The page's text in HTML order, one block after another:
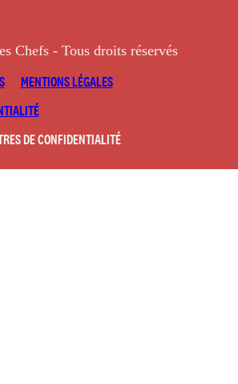
Chefs - Tous droits réservés
MENTIONS LÉGALES
DE CONFIDENTIALITÉ